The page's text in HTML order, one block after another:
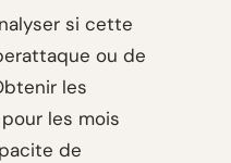
si cette
ou de
les
les mois
de